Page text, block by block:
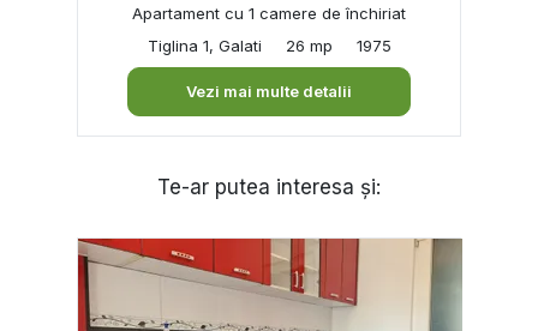
Apartament cu 1 camere de închiriat
Tiglina 1, Galati
26 mp 1975
Vezi mai multe detalii
Te-ar putea interesa și: